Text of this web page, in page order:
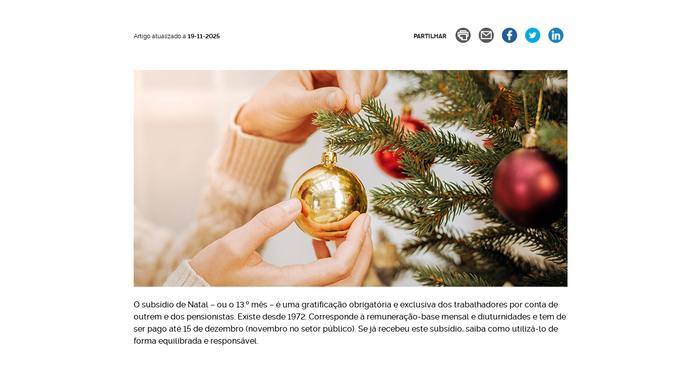
Artigo atualizado a 19-11-2025 PARTILHAR
O subsídio de Natal – ou o 13.º mês – é uma gratificação obrigatória e exclusiva dos trabalhadores por conta de
outrem e dos pensionistas. Existe desde 1972. Corresponde à remuneração-base mensal e diuturnidades e tem de
ser pago até 15 de dezembro (novembro no setor público). Se já recebeu este subsídio, saiba como utilizá-lo de
forma equilibrada e responsável.